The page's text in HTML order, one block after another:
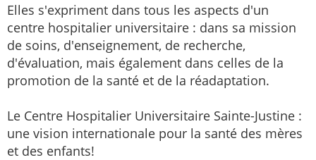
Elles s'expriment dans tous les aspects d'un
centre hospitalier universitaire : dans sa mission
de soins, d'enseignement, de recherche,
d'évaluation, mais également dans celles de la
promotion de la santé et de la réadaptation.
Le Centre Hospitalier Universitaire Sainte-Justine :
une vision internationale pour la santé des mères
et des enfants!